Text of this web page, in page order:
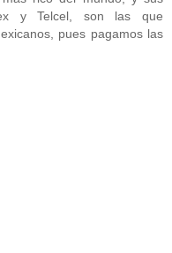
y Telcel, son las que
pues pagamos las